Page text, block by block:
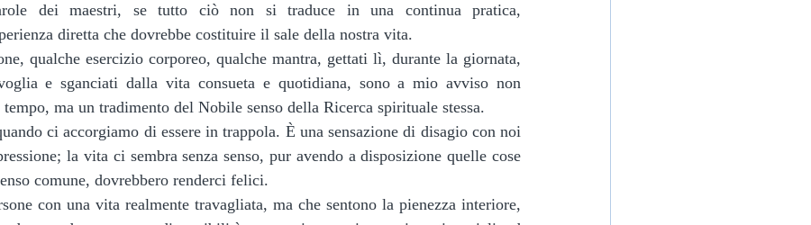
dei maestri, se tutto ciò non si traduce in una continua pratica,
diretta che dovrebbe costituire il sale della nostra vita.
e sganciati dalla vita consueta e quotidiana, sono a mio avviso non
ma un tradimento del Nobile senso della Ricerca spirituale stessa.
la vita ci sembra senza senso, pur avendo a disposizione quelle cose
comune, dovrebbero renderci felici.